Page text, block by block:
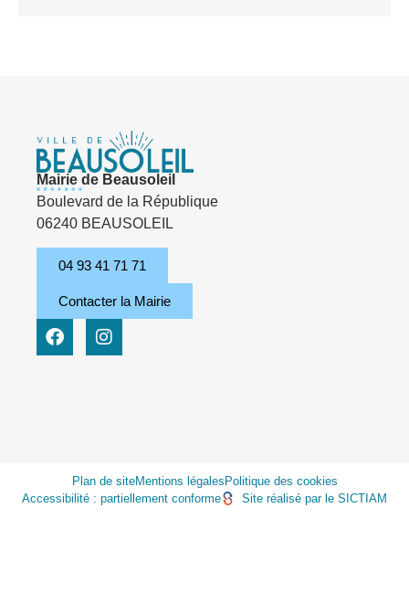
Mairie de Beausoleil
Boulevard de la République
06240 BEAUSOLEIL
04 93 41 71 71
Contacter la Mairie
Plan de siteMentions légales Politique des cookies
Accessibilité : partiellement conforme
Site réalisé par le SICTIAM